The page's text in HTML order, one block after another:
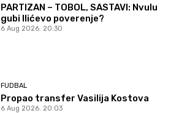
PARTIZAN – TOBOL, SASTAVI: Nvulu
gubi Ilićevo poverenje?
6 Aug 2026. 20:30
FUDBAL
Propao transfer Vasilija Kostova
6 Aug 2026. 20:03